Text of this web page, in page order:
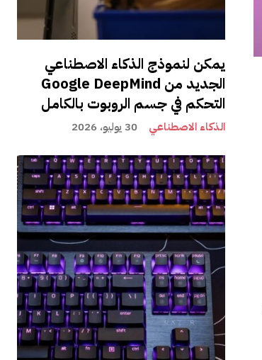
يمكن لنموذج الذكاء الاصطناعي
الجديد من Google DeepMind
التحكم في جسم الروبوت بالكامل
الذكاء الاصطناعي 30 يوليو، 2026